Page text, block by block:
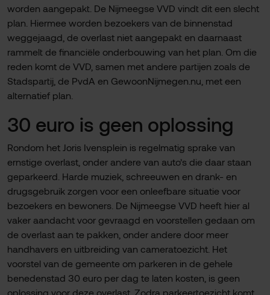
worden aangepakt. De Nijmeegse VVD vindt dit een slecht
plan. Hiermee worden bezoekers van de binnenstad
weggejaagd, de overlast niet aangepakt en daarnaast
rammelt de financiële onderbouwing van het plan. Om die
reden komt de VVD, samen met andere partijen zoals de
Stadspartij, de PvdA en GewoonNijmegen.nu, met een
alternatief plan.
30 euro is geen oplossing
Rondom het Joris Ivensplein is regelmatig sprake van
ernstige overlast, onder andere van auto’s die daar staan
geparkeerd. Harde muziek, schreeuwen en drank- en
drugsgebruik zorgen voor een onleefbare situatie voor
bezoekers en bewoners. De Nijmeegse VVD heeft hier al
vaker aandacht voor gevraagd en voorstellen gedaan om
de overlast aan te pakken, onder andere door meer
handhavers en uitbreiding van cameratoezicht. Het
voorstel van de gemeente om parkeren in de gehele
benedenstad 30 euro per dag te laten kosten, is geen
oplossing voor deze overlast. Zodra parkeertoezicht komt